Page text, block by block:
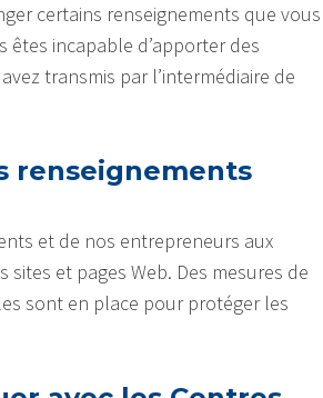
certains renseignements que vous
êtes incapable d’apporter des
transmis par l’intermédiaire de
renseignements
et de nos entrepreneurs aux
et pages Web. Des mesures de
sont en place pour protéger les